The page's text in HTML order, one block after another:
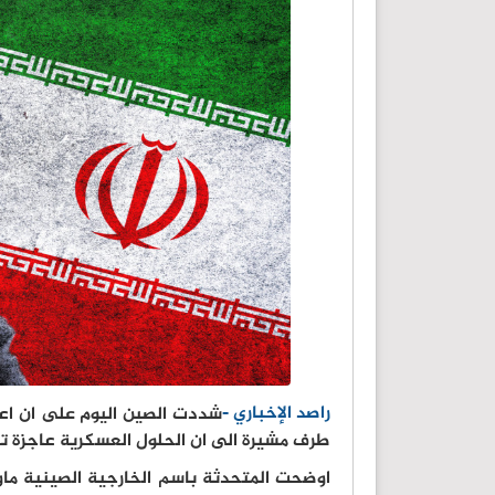
راصد الإخباري -شددت الصين اليوم على ان
طرف مشيرة الى ان الحلول العسكرية عاجزة
اوضحت المتحدثة باسم الخارجية الصينية